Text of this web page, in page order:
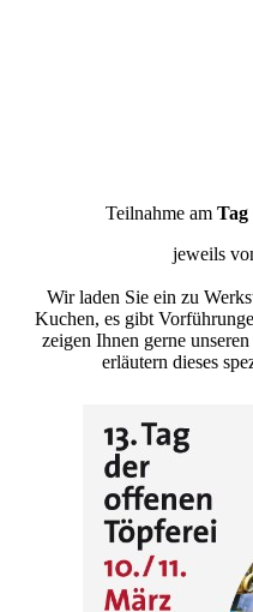
Teilnahme am Tag
jeweils
Wir laden Sie ein zu
Kuchen, es gibt
zeigen Ihnen gerne
erläutern dieses